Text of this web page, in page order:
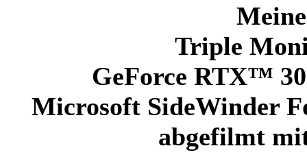
Triple
GeForce RTX™
Microsoft SideWinder
abgefilmt